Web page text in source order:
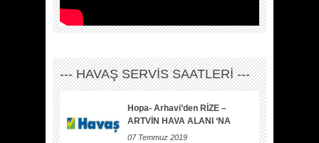
--- HAVAŞ SERVİS SAATLERİ ---
Hopa- Arhavi’den RİZE –
ARTVİN HAVA ALANI ‘NA
07 Temmuz 2019